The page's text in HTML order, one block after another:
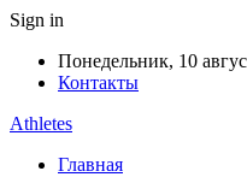
Sign in
Понедельник, 10
Контакты
Athletes
Главная